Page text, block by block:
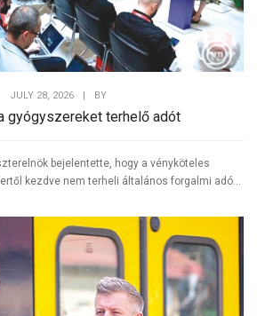
JULY 28, 2026 | BY
gyógyszereket terhelő adót
bejelentette, hogy a vényköteles
kezdve nem terheli általános forgalmi adó...